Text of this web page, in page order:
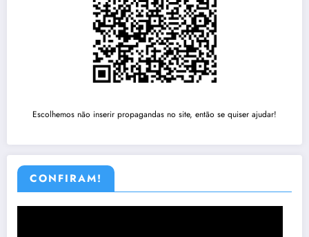
Escolhemos não inserir propagandas no site, então se quiser ajudar!
CONFIRAM!